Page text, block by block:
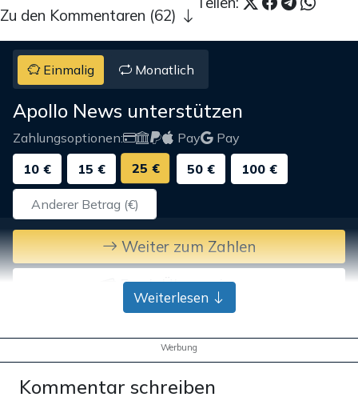
Zu den Kommentaren (62)
Einmalig Monatlich
Apollo News unterstützen
Zahlungsoptionen: Pay
Pay
10 €
15 € 25 € 50 € 100 €
Weiter zum Zahlen
Bank-Überweisung
Weiterlesen
Werbung
Kommentar schreiben